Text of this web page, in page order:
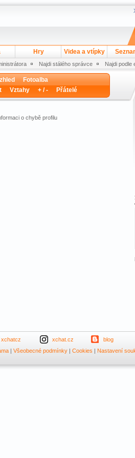
Hry Videa a vtípky
Najdi stálého správce Najdi podle
Fotoalba
Vztahy + / - Přátelé
o chybě profilu
xchatcz xchat.cz
blog
| Všeobecné podmínky| Cookies | Nastavení